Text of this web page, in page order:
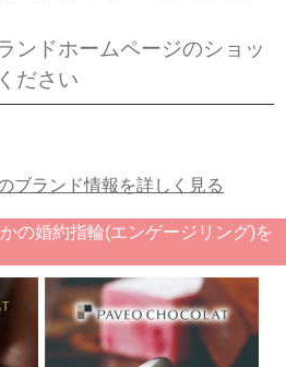
ンドホームページのショッ
ださい
ブランド情報を詳しく見る
の婚約指輪(エンゲージリング)を